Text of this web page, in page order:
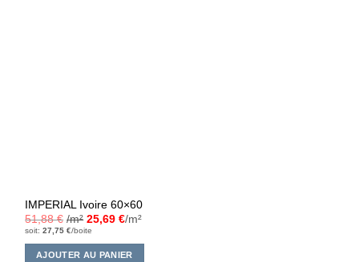
IMPERIAL Ivoire 60×60
51,88€ /m² 25,69€/m²
soit:27,75€/boite
AJOUTER AU PANIER